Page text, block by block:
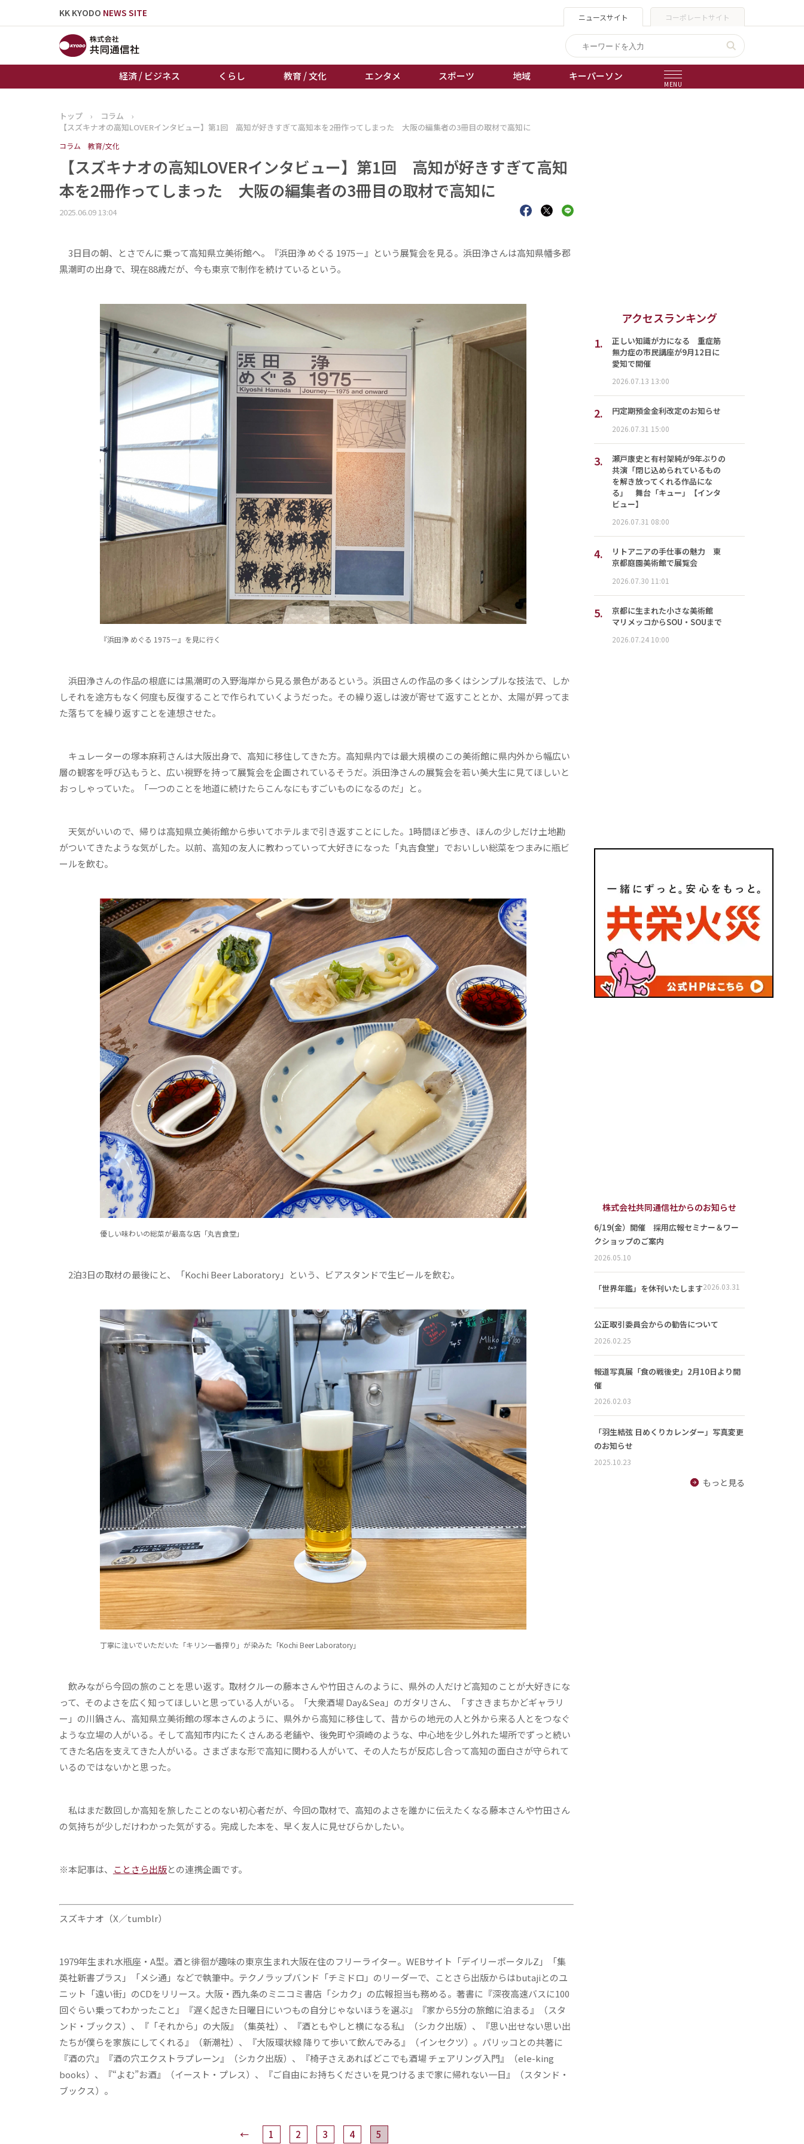
KK KYODO NEWS SITE ニュースサイト コーポレートサイト
経済 / ビジネス くらし 教育 / 文化 エンタメ スポーツ 地域 キーパーソン
MENU
トップページ
エンタメ
スポーツ
競輪
ボートレース
トップ › コラム
›
【スズキナオの高知LOVERインタビュー】第1回 高知が好きすぎて高知本を2冊作ってしまった 大阪の編集者の3冊目の取材で高知に
コラム 教育/文化
【スズキナオの高知LOVERインタビュー】第1回 高知が好きすぎて高知
本を2冊作ってしまった 大阪の編集者の3冊目の取材で高知に
2025.06.09 13:04
3日目の朝、とさでんに乗って高知県立美術館へ。『浜田浄 めぐる 1975－』という展覧会を見る。浜田浄さんは高知県幡多郡
黒潮町の出身で、現在88歳だが、今も東京で制作を続けているという。
『浜田浄 めぐる 1975－』を見に行く
浜田浄さんの作品の根底には黒潮町の入野海岸から見る景色があるという。浜田さんの作品の多くはシンプルな技法で、しか
しそれを途方もなく何度も反復することで作られていくようだった。その繰り返しは波が寄せて返すこととか、太陽が昇ってま
た落ちてを繰り返すことを連想させた。
キュレーターの塚本麻莉さんは大阪出身で、高知に移住してきた方。高知県内では最大規模のこの美術館に県内外から幅広い
層の観客を呼び込もうと、広い視野を持って展覧会を企画されているそうだ。浜田浄さんの展覧会を若い美大生に見てほしいと
おっしゃっていた。「一つのことを地道に続けたらこんなにもすごいものになるのだ」と。
天気がいいので、帰りは高知県立美術館から歩いてホテルまで引き返すことにした。1時間ほど歩き、ほんの少しだけ土地勘
がついてきたような気がした。以前、高知の友人に教わっていって大好きになった「丸吉食堂」でおいしい総菜をつまみに瓶ビ
ールを飲む。
優しい味わいの総菜が最高な店「丸吉食堂」
2泊3日の取材の最後にと、「Kochi Beer Laboratory」という、ビアスタンドで生ビールを飲む。
丁寧に注いでいただいた「キリン一番搾り」が染みた「Kochi Beer Laboratory」
飲みながら今回の旅のことを思い返す。取材クルーの藤本さんや竹田さんのように、県外の人だけど高知のことが大好きにな
って、そのよさを広く知ってほしいと思っている人がいる。「大衆酒場 Day&Sea」のガタリさん、「すさきまちかどギャラリ
ー」の川鍋さん、高知県立美術館の塚本さんのように、県外から高知に移住して、昔からの地元の人と外から来る人とをつなぐ
ような立場の人がいる。そして高知市内にたくさんある老舗や、後免町や須崎のような、中心地を少し外れた場所でずっと続い
てきた名店を支えてきた人がいる。さまざまな形で高知に関わる人がいて、その人たちが反応し合って高知の面白さが守られて
いるのではないかと思った。
私はまだ数回しか高知を旅したことのない初心者だが、今回の取材で、高知のよさを誰かに伝えたくなる藤本さんや竹田さん
の気持ちが少しだけわかった気がする。完成した本を、早く友人に見せびらかしたい。
※本記事は、 ことさら出版との連携企画です。
スズキナオ（X／tumblr）
1979年生まれ水瓶座・A型。酒と徘徊が趣味の東京生まれ大阪在住のフリーライター。WEBサイト「デイリーポータルZ」「集
英社新書プラス」「メシ通」などで執筆中。テクノラップバンド「チミドロ」のリーダーで、ことさら出版からはbutajiとのユ
ニット「遠い街」のCDをリリース。大阪・西九条のミニコミ書店「シカク」の広報担当も務める。著書に『深夜高速バスに100
回ぐらい乗ってわかったこと』『遅く起きた日曜日にいつもの自分じゃないほうを選ぶ』『家から5分の旅館に泊まる』（スタ
ンド・ブックス）、『「それから」の大阪』（集英社）、『酒ともやしと横になる私』（シカク出版）、『思い出せない思い出
たちが僕らを家族にしてくれる』（新潮社）、『大阪環状線 降りて歩いて飲んでみる』（インセクツ）。パリッコとの共著に
『酒の穴』『酒の穴エクストラプレーン』（シカク出版）、『椅子さえあればどこでも酒場 チェアリング入門』（ele-king
books）、『“よむ”お酒』（イースト・プレス）、『ご自由にお持ちくださいを見つけるまで家に帰れない一日』（スタンド・
ブックス）。
← 1 2 3 4 5
アクセスランキング
1.
正しい知識が力になる 重症筋
無力症の市民講座が9月12日に
愛知で開催
2026.07.13 13:00
2. 円定期預金金利改定のお知らせ
2026.07.31 15:00
3.
瀬戸康史と有村架純が9年ぶりの
共演「閉じ込められているもの
を解き放ってくれる作品にな
る」 舞台「キュー」【インタ
ビュー】
2026.07.31 08:00
4.
リトアニアの手仕事の魅力 東
京都庭園美術館で展覧会
2026.07.30 11:01
5.
京都に生まれた小さな美術館
マリメッコからSOU・SOUまで
2026.07.24 10:00
株式会社共同通信社からのお知らせ
6/19(金）開催 採用広報セミナー＆ワー
クショップのご案内
2026.05.10
「世界年鑑」を休刊いたします2026.03.31
公正取引委員会からの勧告について
2026.02.25
報道写真展「食の戦後史」2月10日より開
催
2026.02.03
「羽生結弦 日めくりカレンダー」写真変更
のお知らせ
2025.10.23
もっと見る